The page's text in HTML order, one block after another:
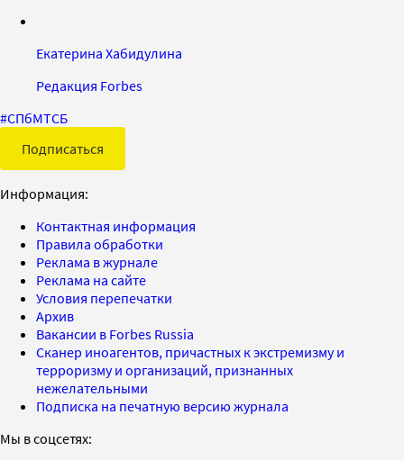
Екатерина Хабидулина
Редакция Forbes
#СПбМТСБ
Подписаться
Информация:
Контактная информация
Правила обработки
Реклама в журнале
Реклама на сайте
Условия перепечатки
Архив
Вакансии в Forbes Russia
Сканер иноагентов, причастных к экстремизму и
терроризму и организаций, признанных
нежелательными
Подписка на печатную версию журнала
Мы в соцсетях: